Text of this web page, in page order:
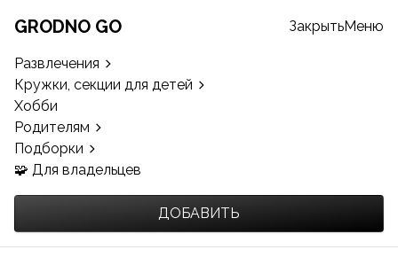
GRODNO GO
Развлечения
Кружки, секции для детей
Хобби
Родителям
Подборки
🧩 Для владельцев
ДОБАВИТЬ
ЗакрытьМеню